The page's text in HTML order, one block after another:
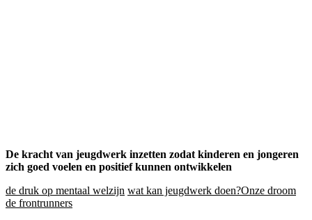
De kracht van jeugdwerk inzetten zodat kinderen en jongeren
zich goed voelen en positief kunnen ontwikkelen
de druk op mentaal welzijn wat kan jeugdwerk doen?Onze droom
de frontrunners